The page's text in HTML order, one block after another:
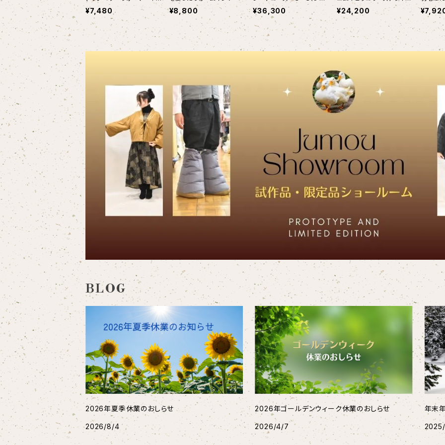
ーガニックコットン
¥7,480 ¥8,800
グル）
¥36,300
プ — 羽毛ふとん工場が作
る、重さのある“安心感” —
¥24,200
ten
BLOG
2026年夏季休業のおしらせ
2026/8/4
2026年ゴールデンウィーク休業のおしらせ
2026/4/7
年末
2025/